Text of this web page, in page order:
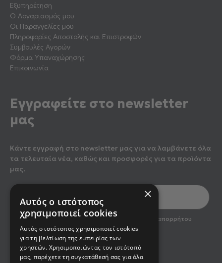
Εξυπηρέτηση
Ο Λογαριασμός μου
Οι Παραγγελίες μου
Πληροφορίες Αποστολής και Επιστροφών
Συμβουλές Αγορών
Φόρμα Υπαναχώρησης
Επικοινωνία
Εγγραφείτε στο newsletter
μας
Κάντε εγγραφή στο newsletter μας για να λαμβάνετε όλα
τα τελευταία νέα, καθώς και προσφορές για τα προϊόντα
μας.
optin2Έχω διαβάσει και αποδέχομαι την πολιτική απορρήτου
του newsletter
Εγγραφή
×
Αυτός ο ιστότοπος
χρησιμοποιεί cookies
Αυτός ο ιστότοπος χρησιμοποιεί cookies
για τη βελτίωση της εμπειρίας των
χρηστών. Χρησιμοποιώντας τον ιστότοπό
μας, παρέχετε τη συγκατάθεσή σας για όλα